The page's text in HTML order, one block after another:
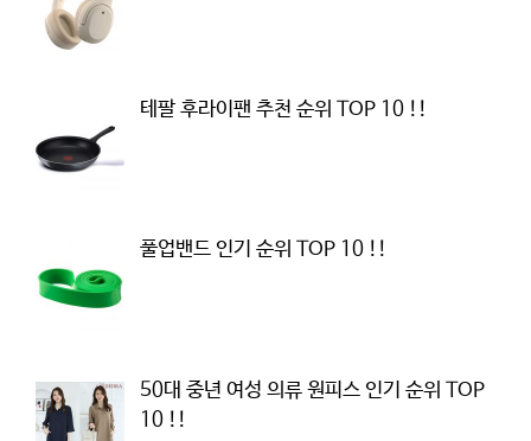
테팔 후라이팬 추천 순위 TOP 10 !!
풀업밴드 인기 순위 TOP 10 !!
50대 중년 여성 의류 원피스 인기 순위 TOP
10 !!